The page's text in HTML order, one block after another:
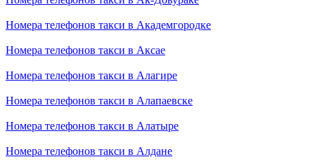
Номера телефонов такси в Академгородке
Номера телефонов такси в Аксае
Номера телефонов такси в Алагире
Номера телефонов такси в Алапаевске
Номера телефонов такси в Алатыре
Номера телефонов такси в Алдане